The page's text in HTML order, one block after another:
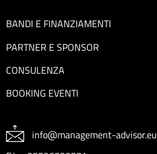
BANDI E FINANZIAMENTI
PARTNER E SPONSOR
CONSULENZA
BOOKING EVENTI
info@management-advisor.eu